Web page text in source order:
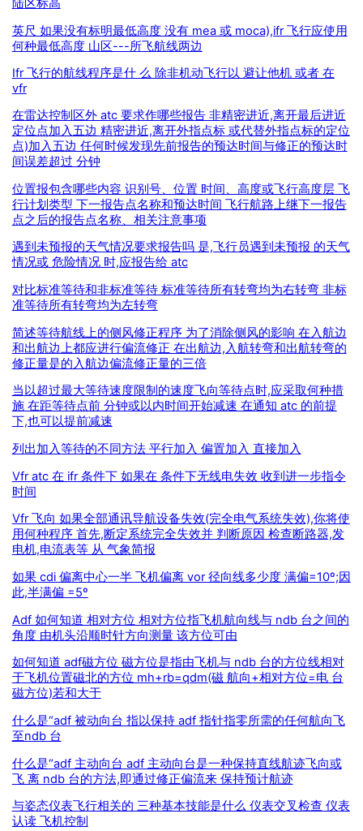
陆区标高
英尺 如果没有标明最低高度 没有 mea 或 moca),ifr 飞行应使用
何种最低高度 山区---所飞航线两边
Ifr 飞行的航线程序是什 么 除非机动飞行以 避让他机 或者 在
vfr
在雷达控制区外 atc 要求作哪些报告 非精密进近,离开最后进近
定位点加入五边 精密进近,离开外指点标 或代替外指点标的定位
点)加入五边 任何时候发现先前报告的预达时间与修正的预达时
间误差超过 分钟
位置报包含哪些内容 识别号、位置 时间、高度或飞行高度层 飞
行计划类型 下一报告点名称和预达时间 飞行航路上继下一报告
点之后的报告点名称、相关注意事项
遇到未预报的天气情况要求报告吗 是,飞行员遇到未预报 的天气
情况或 危险情况 时,应报告给 atc
对比标准等待和非标准等待 标准等待所有转弯均为右转弯 非标
准等待所有转弯均为左转弯
简述等待航线上的侧风修正程序 为了消除侧风的影响 在入航边
和出航边上都应进行偏流修正 在出航边,入航转弯和出航转弯的
修正量是的入航边偏流修正量的三倍
当以超过最大等待速度限制的速度飞向等待点时,应采取何种措
施 在距等待点前 分钟或以内时间开始减速 在通知 atc 的前提
下,也可以提前减速
列出加入等待的不同方法 平行加入 偏置加入 直接加入
Vfr atc 在 ifr 条件下 如果在 条件下无线电失效 收到进一步指令
时间
Vfr 飞向 如果全部通讯导航设备失效(完全电气系统失效),你将使
用何种程序 首先,断定系统完全失效并 判断原因 检查断路器,发
电机,电流表等 从 气象简报
如果 cdi 偏离中心一半 飞机偏离 vor 径向线多少度 满偏=10º;因
此,半满偏 =5º
Adf 如何知道 相对方位 相对方位指飞机航向线与 ndb 台之间的
角度 由机头沿顺时针方向测量 该方位可由
如何知道 adf磁方位 磁方位是指由飞机与 ndb 台的方位线相对
于飞机位置磁北的方位 mh+rb=qdm(磁 航向+相对方位=电 台
磁方位)若和大于
什么是“adf 被动向台 指以保持 adf 指针指零所需的任何航向飞
至ndb 台
什么是“adf 主动向台 adf 主动向台是一种保持直线航迹飞向或
飞 离 ndb 台的方法,即通过修正偏流来 保持预计航迹
与姿态仪表飞行相关的 三种基本技能是什么 仪表交叉检查 仪表
认读 飞机控制